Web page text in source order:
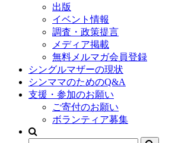
出版
イベント情報
調査・政策提言
メディア掲載
無料メルマガ会員登録
シングルマザーの現状
シンママのためのQ&A
支援・参加のお願い
ご寄付のお願い
ボランティア募集